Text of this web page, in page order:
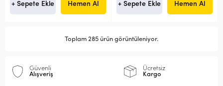
+ Sepete Ekle Hemen Al + Sepete Ekle Hemen Al
Toplam 285 ürün görüntüleniyor.
Güvenli
Alışveriş
Ücretsiz
Kargo